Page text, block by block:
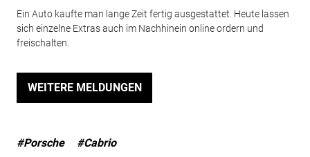
Ein Auto kaufte man lange Zeit fertig ausgestattet. Heute lassen
sich einzelne Extras auch im Nachhinein online ordern und
freischalten.
WEITERE MELDUNGEN
#Porsche #Cabrio